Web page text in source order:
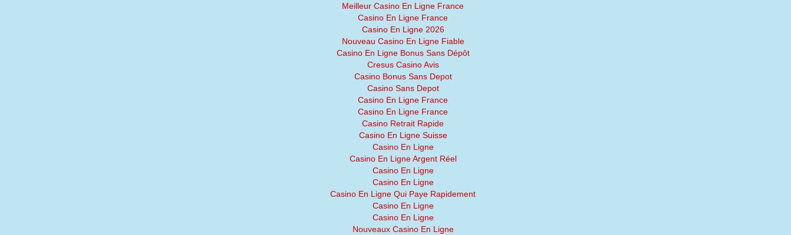
Meilleur Casino En Ligne France
Casino En Ligne France
Casino En Ligne 2026
Nouveau Casino En Ligne Fiable
Casino En Ligne Bonus Sans Dépôt
Cresus Casino Avis
Casino Bonus Sans Depot
Casino Sans Depot
Casino En Ligne France
Casino En Ligne France
Casino Retrait Rapide
Casino En Ligne Suisse
Casino En Ligne
Casino En Ligne Argent Réel
Casino En Ligne
Casino En Ligne
Casino En Ligne Qui Paye Rapidement
Casino En Ligne
Casino En Ligne
Nouveaux Casino En Ligne